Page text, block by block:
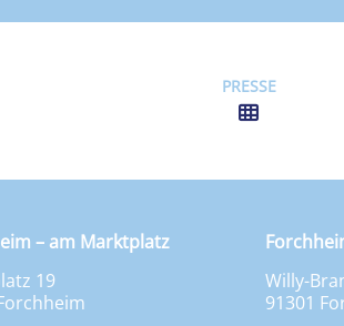
PRESSE
– am Marktplatz
19
Willy-
91301